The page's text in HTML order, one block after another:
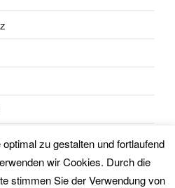
zu gestalten und fortlaufend
wir Cookies. Durch die
stimmen Sie der Verwendung von